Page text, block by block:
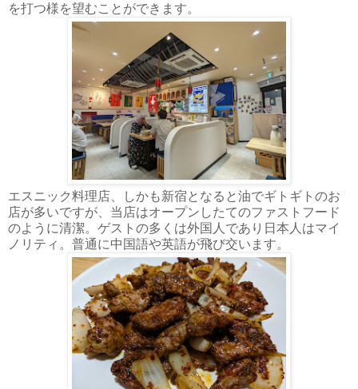
を打つ様を望むことができます。
エスニック料理店、しかも新宿となると油でギトギトのお
店が多いですが、当店はオープンしたてのファストフード
のように清潔。ゲストの多くは外国人であり日本人はマイ
ノリティ。普通に中国語や英語が飛び交います。